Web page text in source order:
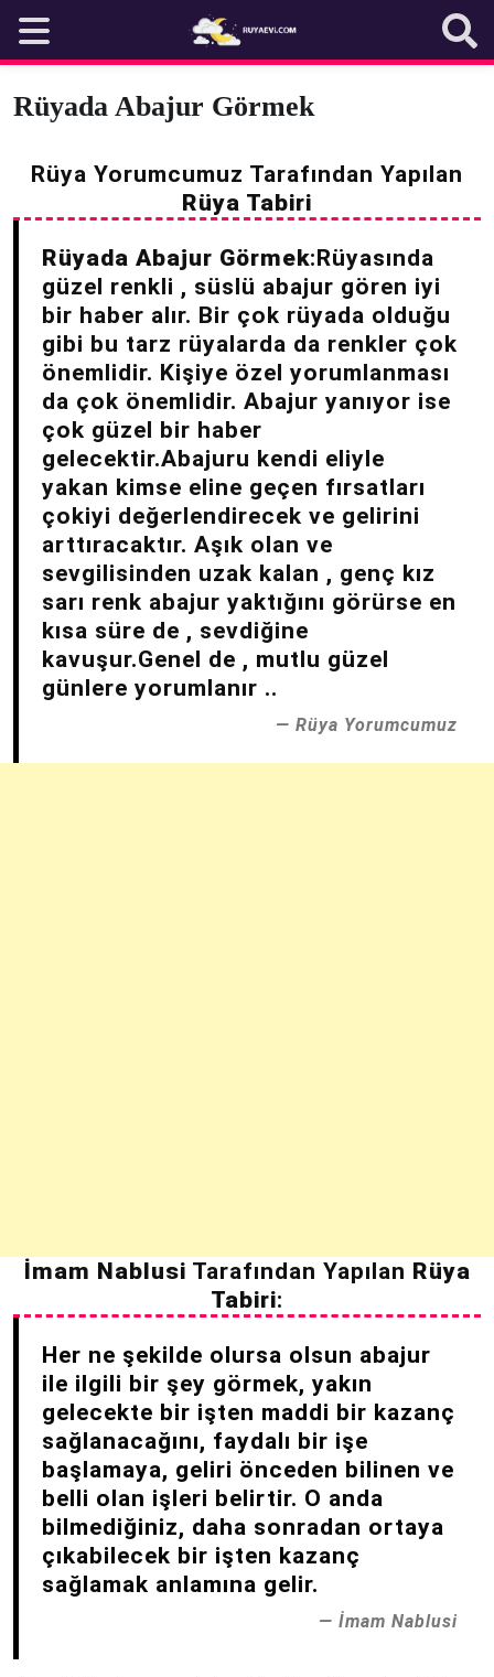
content
Rüyada Abajur Görmek
Rüya Yorumcumuz Tarafından Yapılan
Rüya Tabiri
Rüyada Abajur Görmek:Rüyasında
güzel renkli , süslü abajur gören iyi
bir haber alır. Bir çok rüyada olduğu
gibi bu tarz rüyalarda da renkler çok
önemlidir. Kişiye özel yorumlanması
da çok önemlidir. Abajur yanıyor ise
çok güzel bir haber
gelecektir.Abajuru kendi eliyle
yakan kimse eline geçen fırsatları
çokiyi değerlendirecek ve gelirini
arttıracaktır. Aşık olan ve
sevgilisinden uzak kalan , genç kız
sarı renk abajur yaktığını görürse en
kısa süre de , sevdiğine
kavuşur.Genel de , mutlu güzel
günlere yorumlanır ..
Rüya Yorumcumuz
İmam Nablusi Tarafından Yapılan Rüya
Tabiri:
Her ne şekilde olursa olsun abajur
ile ilgili bir şey görmek, yakın
gelecekte bir işten maddi bir kazanç
sağlanacağını, faydalı bir işe
başlamaya, geliri önceden bilinen ve
belli olan işleri belirtir. O anda
bilmediğiniz, daha sonradan ortaya
çıkabilecek bir işten kazanç
sağlamak anlamına gelir.
İmam Nablusi